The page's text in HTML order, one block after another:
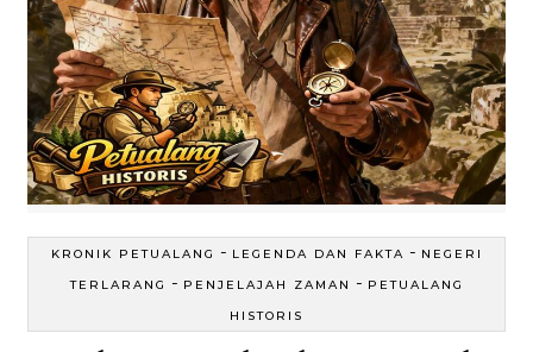
KRONIK PETUALANG - LEGENDA DAN FAKTA - NEGERI
TERLARANG
- PENJELAJAH ZAMAN - PETUALANG
HISTORIS